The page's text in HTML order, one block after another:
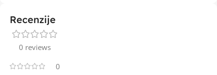
Recenzije
0 reviews
0